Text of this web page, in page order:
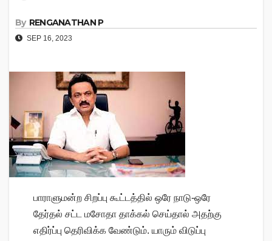
By RENGANATHAN P
SEP 16, 2023
பாராளுமன்ற சிறப்பு கூட்டத்தில் ஒரே நாடு-ஒரே
தேர்தல் சட்ட மசோதா தாக்கல் செய்தால் அதற்கு
எதிர்ப்பு தெரிவிக்க வேண்டும். யாரும் விடுப்பு